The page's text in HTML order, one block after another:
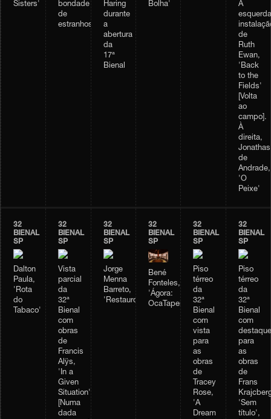
Sisters'
bondade
de
estranhos'
Haring
durante
a
abertura
da
17ª
Bienal
Bolha'
À
de
Ruth
Ewan,
'Back
to the
Fields'
[Volta
ao
campo].
À
direita,
Jonathas
de
Andrade,
'O
Peixe'
32
BIENAL
SP
Dalton
Paula,
'Rota
do
Tabaco'
32
BIENAL
SP
Vista
parcial
da
32ª
Bienal
com
obras
de
Francis
Alÿs,
'In a
Given
Situation'
[Numa
dada
32
BIENAL
SP
Jorge
Menna
Barreto,
'Restauro'
32
BIENAL
SP
Bené
Fonteles,
'Ágora:
OcaTaperaTerreiro'
32
BIENAL
SP
Piso
térreo
da
32ª
Bienal
com
vista
para
as
obras
de
Tracey
Rose,
'A
Dream
32
BIENAL
SP
Piso
térreo
da
32ª
Bienal
com
destaque
para
as
obras
de
Frans
'Sem
título',